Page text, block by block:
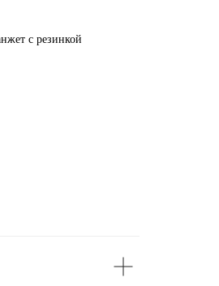
с резинкой